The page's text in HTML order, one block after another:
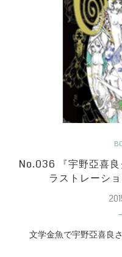
No.036 『宇野亞喜
ラストレーシ
文学金魚で宇野亞喜良